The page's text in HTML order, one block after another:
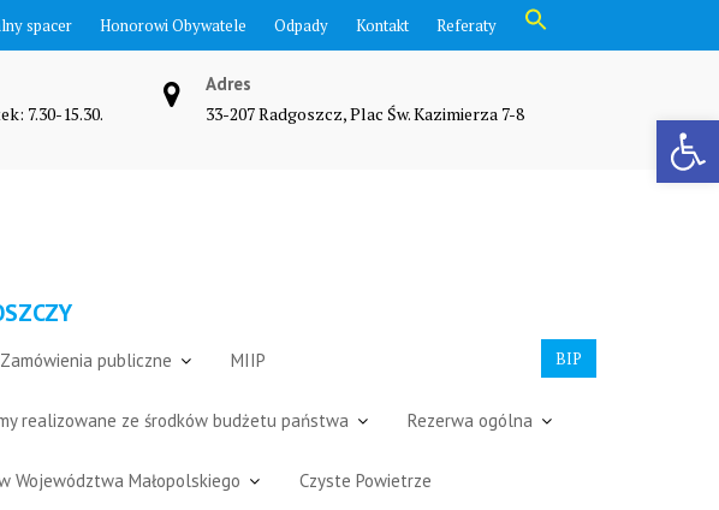
Otwórz pasek narzędzi
spacer Honorowi Obywatele Odpady Kontakt Referaty
Search Button
7.30-15.30.
Adres
33-207 Radgoszcz, Plac Św. Kazimierza 7-8
BIP
Zamówienia publiczne MIIP
realizowane ze środków budżetu państwa Rezerwa ogólna
Województwa Małopolskiego Czyste Powietrze